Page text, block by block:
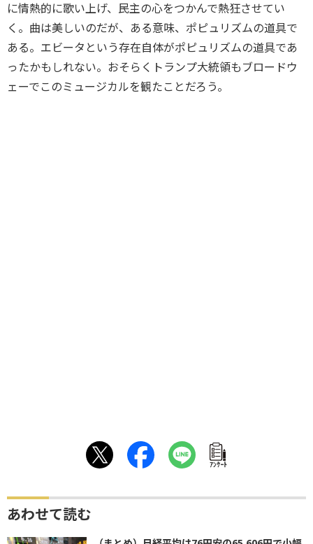
に情熱的に歌い上げ、民主の心をつかんで熱狂させてい
く。曲は美しいのだが、ある意味、ポピュリズムの道具で
ある。エビータという存在自体がポピュリズムの道具であ
ったかもしれない。おそらくトランプ大統領もブロードウ
ェーでこのミュージカルを観たことだろう。
ｱﾝｹｰﾄ
あわせて読む